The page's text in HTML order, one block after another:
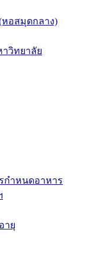
อสมุดกลาง)
วิทยาลัย
กำหนดอาหาร
ายุ